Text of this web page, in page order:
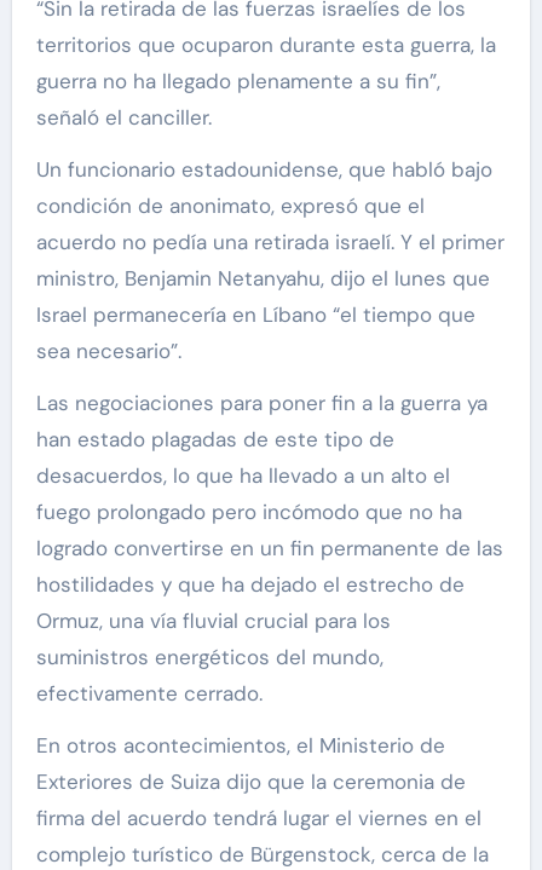
“Sin la retirada de las fuerzas israelíes de los
territorios que ocuparon durante esta guerra, la
guerra no ha llegado plenamente a su fin”,
señaló el canciller.
Un funcionario estadounidense, que habló bajo
condición de anonimato, expresó que el
acuerdo no pedía una retirada israelí. Y el primer
ministro, Benjamin Netanyahu, dijo el lunes que
Israel permanecería en Líbano “el tiempo que
sea necesario”.
Las negociaciones para poner fin a la guerra ya
han estado plagadas de este tipo de
desacuerdos, lo que ha llevado a un alto el
fuego prolongado pero incómodo que no ha
logrado convertirse en un fin permanente de las
hostilidades y que ha dejado el estrecho de
Ormuz, una vía fluvial crucial para los
suministros energéticos del mundo,
efectivamente cerrado.
En otros acontecimientos, el Ministerio de
Exteriores de Suiza dijo que la ceremonia de
firma del acuerdo tendrá lugar el viernes en el
complejo turístico de Bürgenstock, cerca de la